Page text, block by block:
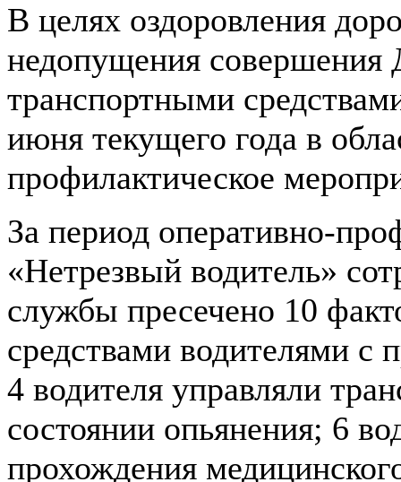
В целях оздоровления
недопущения
транспортными
июня текущего года в
профилактическое
За период оперативно-
«Нетрезвый водитель»
службы пресечено 10
средствами водителями с
4 водителя управляли
состоянии опьянения; 6
прохождения